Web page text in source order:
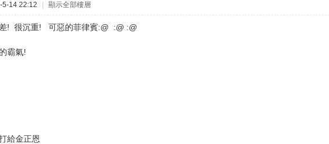
5-14 22:12 顯示全部樓層
! 很沉重! 可惡的菲律賓:@ :@ :@
霸氣!
給金正恩